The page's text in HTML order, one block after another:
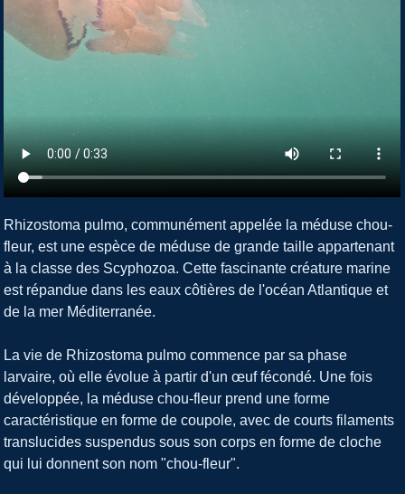
Rhizostoma pulmo, communément appelée la méduse chou-
fleur, est une espèce de méduse de grande taille appartenant
à la classe des Scyphozoa. Cette fascinante créature marine
est répandue dans les eaux côtières de l'océan Atlantique et
de la mer Méditerranée.
La vie de Rhizostoma pulmo commence par sa phase
larvaire, où elle évolue à partir d'un œuf fécondé. Une fois
développée, la méduse chou-fleur prend une forme
caractéristique en forme de coupole, avec de courts filaments
translucides suspendus sous son corps en forme de cloche
qui lui donnent son nom "chou-fleur".